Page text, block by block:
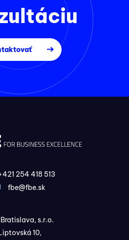
254 418 513
fbe@fbe.sk
Bratislava, s.r.o.
10,